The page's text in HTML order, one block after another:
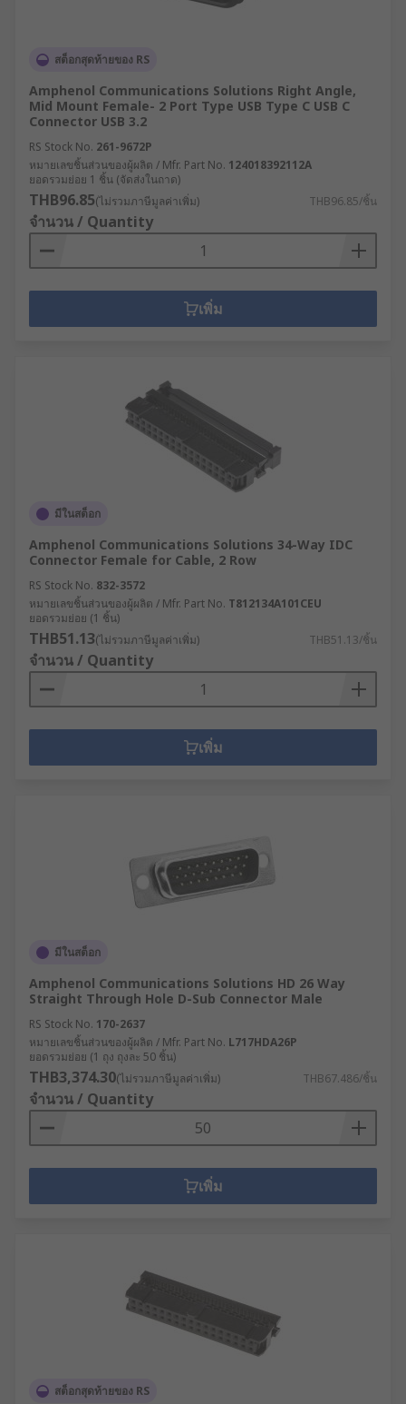
สต็อกสุดท้ายของ RS
Amphenol Communications Solutions Right Angle,
Mid Mount Female- 2 Port Type USB Type C USB C
Connector USB 3.2
RS Stock No. 261-9672P
หมายเลขชิ้นส่วนของผู้ผลิต / Mfr. Part No. 124018392112A
ยอดรวมย่อย 1 ชิ้น (จัดส่งในถาด)
THB96.85(ไม่รวมภาษีมูลค่าเพิ่ม) THB96.85/ชิ้น
จำนวน / Quantity
เพิ่ม
มีในสต็อก
Amphenol Communications Solutions 34-Way IDC
Connector Female for Cable, 2 Row
RS Stock No. 832-3572
หมายเลขชิ้นส่วนของผู้ผลิต / Mfr. Part No. T812134A101CEU
ยอดรวมย่อย (1 ชิ้น)
THB51.13(ไม่รวมภาษีมูลค่าเพิ่ม) THB51.13/ชิ้น
จำนวน / Quantity
เพิ่ม
มีในสต็อก
Amphenol Communications Solutions HD 26 Way
Straight Through Hole D-Sub Connector Male
RS Stock No. 170-2637
หมายเลขชิ้นส่วนของผู้ผลิต / Mfr. Part No. L717HDA26P
ยอดรวมย่อย (1 ถุง ถุงละ 50 ชิ้น)
THB3,374.30(ไม่รวมภาษีมูลค่าเพิ่ม) THB67.486/ชิ้น
จำนวน / Quantity
เพิ่ม
สต็อกสุดท้ายของ RS